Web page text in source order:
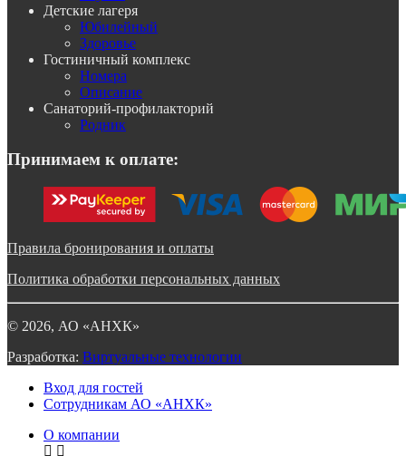
Детские лагеря
Юбилейный
Здоровье
Гостиничный комплекс
Номера
Описание
Санаторий-профилакторий
Родник
Принимаем к оплате:
Правила бронирования и оплаты
Политика обработки персональных данных
© 2026, АО «АНХК»
Разработка: Виртуальные технологии
Вход для гостей
Сотрудникам АО «АНХК»
О компании